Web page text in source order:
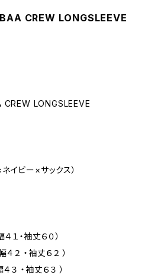
CREW LONGSLEEVE
LONGSLEEVE
イビー×サックス）
１・袖丈６０）
４２ ・袖丈６２ ）
３ ・袖丈６３ ）